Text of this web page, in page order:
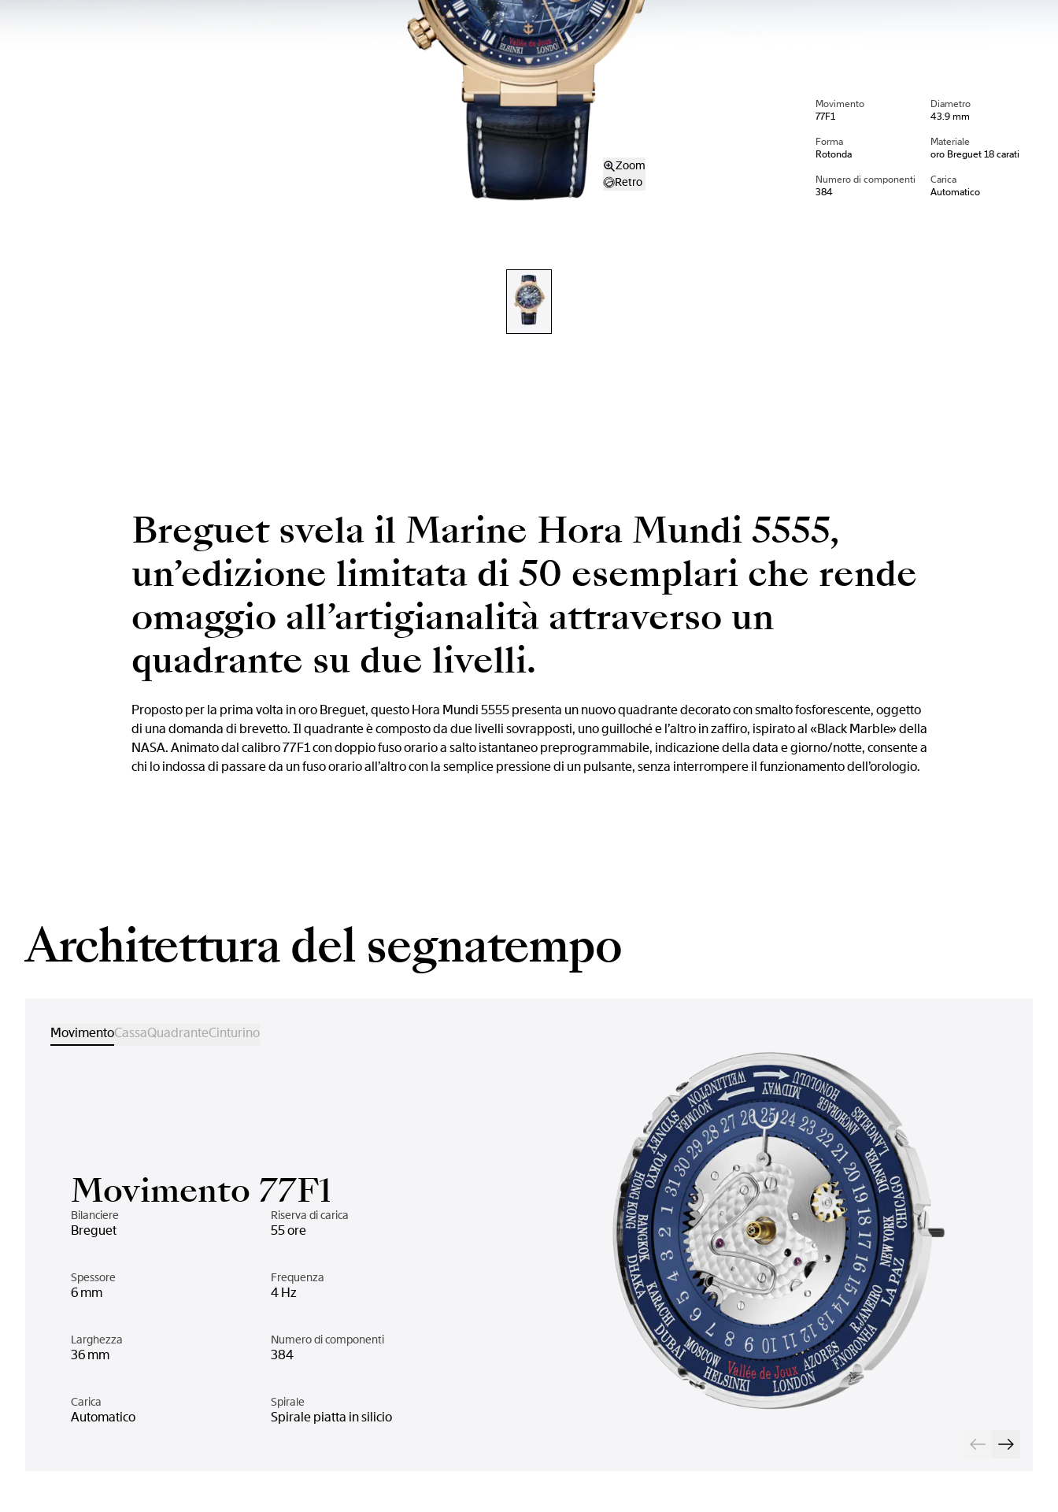
Zoom
Retro
Movimento
77F1
Diametro
43.9 mm
Forma
Rotonda
Materiale
oro Breguet 18 carati
Numero di componenti
384
Carica
Automatico
Breguet svela il Marine Hora Mundi 5555,
un’edizione limitata di 50 esemplari che rende
omaggio all’artigianalità attraverso un
quadrante su due livelli.
Proposto per la prima volta in oro Breguet, questo Hora Mundi 5555 presenta un nuovo quadrante decorato con smalto fosforescente, oggetto
di una domanda di brevetto. Il quadrante è composto da due livelli sovrapposti, uno guilloché e l’altro in zaffiro, ispirato al «Black Marble» della
NASA. Animato dal calibro 77F1 con doppio fuso orario a salto istantaneo preprogrammabile, indicazione della data e giorno/notte, consente a
chi lo indossa di passare da un fuso orario all’altro con la semplice pressione di un pulsante, senza interrompere il funzionamento dell’orologio.
Architettura del segnatempo
MovimentoCassaQuadranteCinturino
Movimento 77F1
Bilanciere
Breguet
Riserva di carica
55 ore
Spessore
6 mm
Frequenza
4 Hz
Larghezza
36 mm
Numero di componenti
384
Carica
Automatico
Spirale
Spirale piatta in silicio